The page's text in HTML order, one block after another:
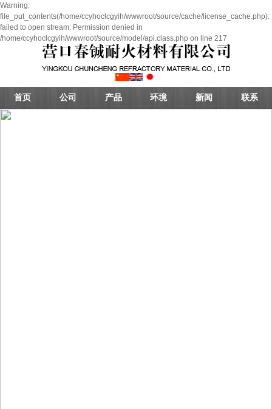
Warning:
file_put_contents(/home/ccyhoclcgyih/wwwroot/source/cache/license_cache.php):
failed to open stream: Permission denied in
/home/ccyhoclcgyih/wwwroot/source/model/api.class.php on line 217
首页 公司 产品 环境 新闻 联系